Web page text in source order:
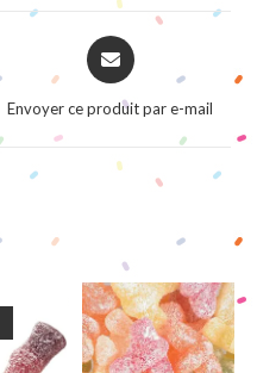
window
Opens
in
new
Envoyer ce produit par e-mail